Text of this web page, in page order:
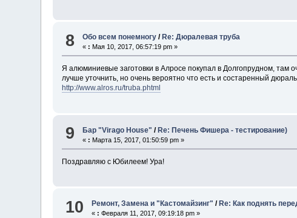
8 Обо всем понемногу / Re: Дюралевая труба
« : Мая 10, 2017, 06:57:19 pm »
Я алюминиевые заготовки в Алросе покупал в Долгопрудном, там
лучше уточнить, но очень вероятно что есть и состаренный
http://www.alros.ru/truba.phtml
9 Бар "Virago House" / Re: Печень Фишера - тестирование)
« : Марта 15, 2017, 01:50:59 pm »
Поздравляю с Юбилеем! Ура!
10 Ремонт, Замена и "Кастомайзинг" / Re: Как поднять
« : Февраля 11, 2017, 09:19:18 pm »